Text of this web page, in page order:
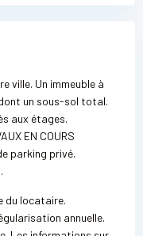
ville. Un immeuble à
un sous-sol total.
aux étages.
EN COURS
parking privé.
du locataire.
annuelle.